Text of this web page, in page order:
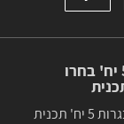
5 יח' בחרו
בגרות 5 יח' תכנית